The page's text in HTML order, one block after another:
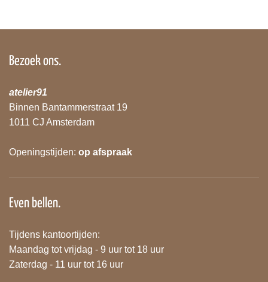
Bezoek ons.
atelier91
Binnen Bantammerstraat 19
1011 CJ Amsterdam
Openingstijden: op afspraak
Even bellen.
Tijdens kantoortijden:
Maandag tot vrijdag - 9 uur tot 18 uur
Zaterdag - 11 uur tot 16 uur